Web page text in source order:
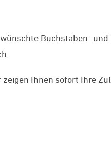
Buchstaben- und
Ihnen sofort Ihre